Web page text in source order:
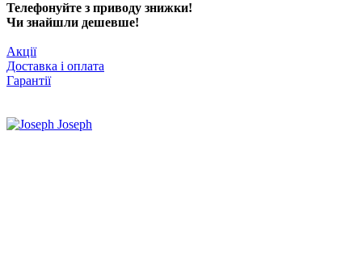
Телефонуйте з приводу знижки!
Чи знайшли дешевше!
Акції
Доставка і оплата
Гарантії